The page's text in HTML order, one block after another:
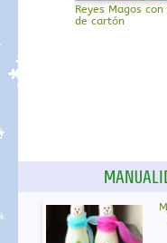
Reyes Magos
de cartón